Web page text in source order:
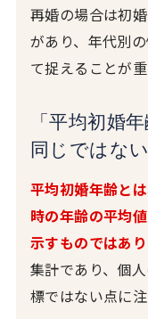
再婚の場合は初
があり、年代別
て捉えることが重
「平均初婚
同じではない
平均初婚年齢と
時の年齢の平均
示すものではあり
集計であり、個
標ではない点に注